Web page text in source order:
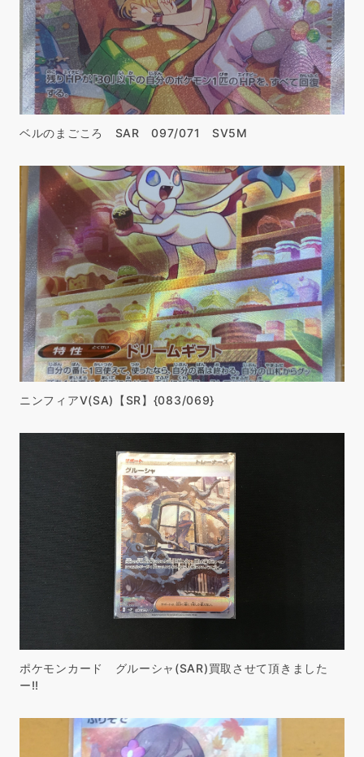
ベルのまごころ SAR 097/071 SV5M
ニンフィアV(SA)【SR】{083/069}
ポケモンカード グルーシャ(SAR)買取させて頂きました
ー!!